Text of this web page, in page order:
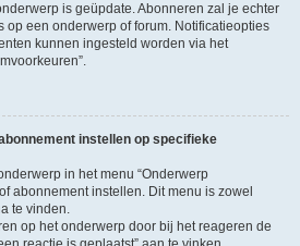
is geüpdate. Abonneren zal je echter
op een onderwerp of forum. Notificatieopties
kunnen ingesteld worden via het
instellen op specifieke
in het menu “Onderwerp
abonnement instellen. Dit menu is zowel
te vinden.
op het onderwerp door bij het reageren de